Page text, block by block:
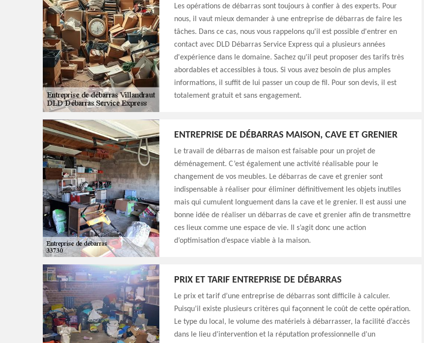
Les opérations de débarras sont toujours à confier à des experts. Pour
nous, il vaut mieux demander à une entreprise de débarras de faire les
tâches. Dans ce cas, nous vous rappelons qu'il est possible d'entrer en
contact avec DLD Débarras Service Express qui a plusieurs années
d'expérience dans le domaine. Sachez qu'il peut proposer des tarifs très
abordables et accessibles à tous. Si vous avez besoin de plus amples
informations, il suffit de lui passer un coup de fil. Pour son devis, il est
totalement gratuit et sans engagement.
ENTREPRISE DE DÉBARRAS MAISON, CAVE ET GRENIER
Le travail de débarras de maison est faisable pour un projet de
déménagement. C’est également une activité réalisable pour le
changement de vos meubles. Le débarras de cave et grenier sont
indispensable à réaliser pour éliminer définitivement les objets inutiles
mais qui cumulent longuement dans la cave et le grenier. Il est aussi une
bonne idée de réaliser un débarras de cave et grenier afin de transmettre
ces lieux comme une espace de vie. Il s’agit donc une action
d’optimisation d’espace viable à la maison.
PRIX ET TARIF ENTREPRISE DE DÉBARRAS
Le prix et tarif d’une entreprise de débarras sont difficile à calculer.
Puisqu’il existe plusieurs critères qui façonnent le coût de cette opération.
Le type du local, le volume des matériels à débarrasser, la facilité d’accès
dans le lieu d’intervention et la réputation professionnelle d’un